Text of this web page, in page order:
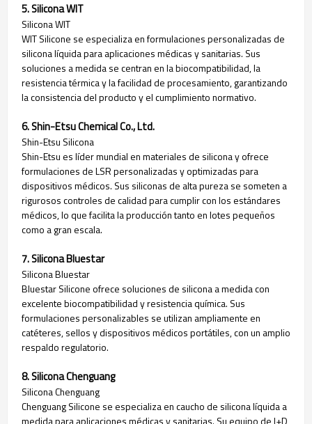
5. Silicona WIT
Silicona WIT
WIT Silicone se especializa en formulaciones personalizadas de
silicona líquida para aplicaciones médicas y sanitarias. Sus
soluciones a medida se centran en la biocompatibilidad, la
resistencia térmica y la facilidad de procesamiento, garantizando
la consistencia del producto y el cumplimiento normativo.
6. Shin-Etsu Chemical Co., Ltd.
Shin-Etsu Silicona
Shin-Etsu es líder mundial en materiales de silicona y ofrece
formulaciones de LSR personalizadas y optimizadas para
dispositivos médicos. Sus siliconas de alta pureza se someten a
rigurosos controles de calidad para cumplir con los estándares
médicos, lo que facilita la producción tanto en lotes pequeños
como a gran escala.
7. Silicona Bluestar
Silicona Bluestar
Bluestar Silicone ofrece soluciones de silicona a medida con
excelente biocompatibilidad y resistencia química. Sus
formulaciones personalizables se utilizan ampliamente en
catéteres, sellos y dispositivos médicos portátiles, con un amplio
respaldo regulatorio.
8. Silicona Chenguang
Silicona Chenguang
Chenguang Silicone se especializa en caucho de silicona líquida a
medida para aplicaciones médicas y sanitarias. Suequipo de I+D